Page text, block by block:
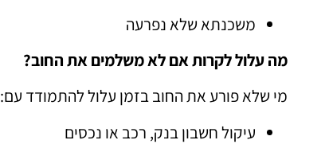
משכנתא שלא נפרעה
מה עלול לקרות אם לא משלמים את החוב?
מי שלא פורע את החוב בזמן עלול להתמודד עם:
עיקול חשבון בנק, רכב או נכסים